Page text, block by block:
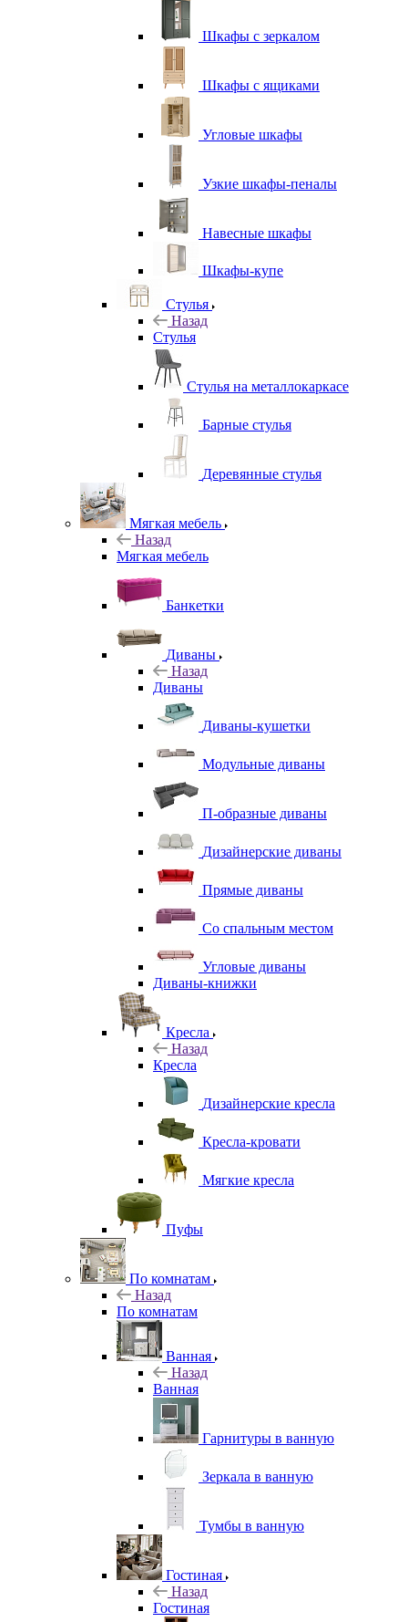
Шкафы с зеркалом
Шкафы с ящиками
Угловые шкафы
Узкие шкафы-пеналы
Навесные шкафы
Шкафы-купе
Стулья
Назад
Стулья
Стулья на металлокаркасе
Барные стулья
Деревянные стулья
Мягкая мебель
Назад
Мягкая мебель
Банкетки
Диваны
Назад
Диваны
Диваны-кушетки
Модульные диваны
П-образные диваны
Дизайнерские диваны
Прямые диваны
Со спальным местом
Угловые диваны
Диваны-книжки
Кресла
Назад
Кресла
Дизайнерские кресла
Кресла-кровати
Мягкие кресла
Пуфы
По комнатам
Назад
По комнатам
Ванная
Назад
Ванная
Гарнитуры в ванную
Зеркала в ванную
Тумбы в ванную
Гостиная
Назад
Гостиная